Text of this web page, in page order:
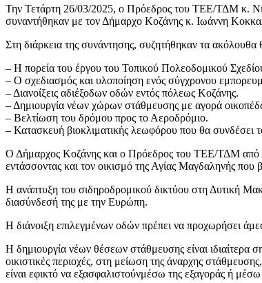
Την Τετάρτη 26/03/2025, ο Πρόεδρος του ΤΕΕ/ΤΔΜ κ.
συναντήθηκαν με τον Δήμαρχο Κοζάνης κ. Ιωάννη Κοκκα
Στη διάρκεια της συνάντησης, συζητήθηκαν τα ακόλουθα
– Η πορεία του έργου του Τοπικού Πολεοδομικού Σχ
– Ο σχεδιασμός και υλοποίηση ενός σύγχρονου
– Διανοίξεις αδιέξοδων οδών εντός πόλεως Κοζάνης.
– Δημιουργία νέων χώρων στάθμευσης με αγορά
– Βελτίωση του δρόμου προς το Αεροδρόμιο.
– Κατασκευή βιοκλιματικής λεωφόρου που θα συνδέσει
Ο Δήμαρχος Κοζάνης και ο Πρόεδρος του ΤΕΕ/ΤΔΜ από
εντάσσοντας και τον οικισμό της Αγίας Μαγδαληνής που
Η ανάπτυξη του σιδηροδρομικού δικτύου στη Δυτική
διασύνδεσή της με την Ευρώπη.
Η διάνοιξη επιλεγμένων οδών πρέπει να προχωρήσει
Η δημιουργία νέων θέσεων στάθμευσης είναι ιδιαίτερα
οικιστικές περιοχές, στη μείωση της άναρχης στάθμευσης,
είναι εφικτό να εξασφαλιστούνμέσω της εξαγοράς ή μέσω